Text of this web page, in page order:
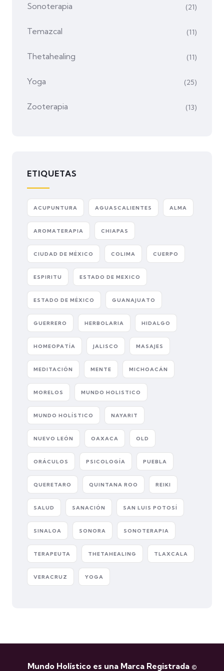
Sonoterapia (21)
Temazcal (11)
Thetahealing (11)
Yoga (25)
Zooterapia (13)
ETIQUETAS
ACUPUNTURA AGUASCALIENTES ALMA
AROMATERAPIA CHIAPAS
CIUDAD DE MÉXICO COLIMA CUERPO
ESPIRITU ESTADO DE MEXICO
ESTADO DE MÉXICO GUANAJUATO
GUERRERO HERBOLARIA HIDALGO
HOMEOPATÍA JALISCO MASAJES
MEDITACIÓN MENTE MICHOACÁN
MORELOS MUNDO HOLISTICO
MUNDO HOLÍSTICO NAYARIT
NUEVO LEÓN OAXACA OLD
ORÁCULOS PSICOLOGÍA PUEBLA
QUERETARO QUINTANA ROO REIKI
SALUD SANACIÓN SAN LUIS POTOSÍ
SINALOA SONORA SONOTERAPIA
TERAPEUTA THETAHEALING TLAXCALA
VERACRUZ YOGA
Mundo Holístico es una Marca Registrada ©